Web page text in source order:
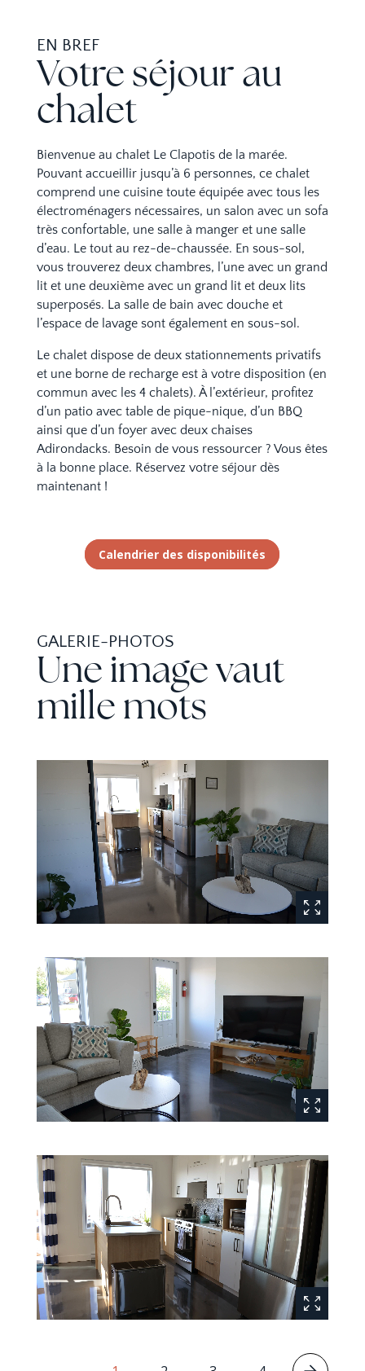
EN BREF
Votre séjour au
chalet
Bienvenue au chalet Le Clapotis de la marée.
Pouvant accueillir jusqu’à 6 personnes, ce chalet
comprend une cuisine toute équipée avec tous les
électroménagers nécessaires, un salon avec un sofa
très confortable, une salle à manger et une salle
d’eau. Le tout au rez-de-chaussée. En sous-sol,
vous trouverez deux chambres, l’une avec un grand
lit et une deuxième avec un grand lit et deux lits
superposés. La salle de bain avec douche et
l’espace de lavage sont également en sous-sol.
Le chalet dispose de deux stationnements privatifs
et une borne de recharge est à votre disposition (en
commun avec les 4 chalets). À l’extérieur, profitez
d’un patio avec table de pique-nique, d’un BBQ
ainsi que d’un foyer avec deux chaises
Adirondacks. Besoin de vous ressourcer ? Vous êtes
à la bonne place. Réservez votre séjour dès
maintenant !
Calendrier des disponibilités
GALERIE-PHOTOS
Une image vaut
mille mots